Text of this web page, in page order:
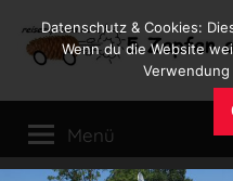
Inhalt
Reiseblog
Leben
im
Menü
Datenschutz & Cookies:
Wenn du die Website